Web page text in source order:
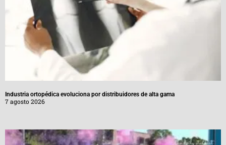
Industria ortopédica evoluciona por distribuidores de alta gama
7 agosto 2026